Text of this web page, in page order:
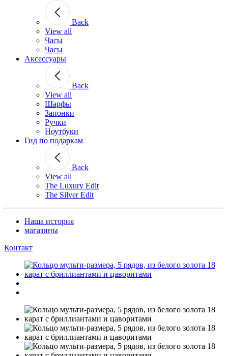
Back
View all
Часы
Часы
Аксессуары
Back
View all
Шарфы
Запонки
Ручки
Ноутбуки
Гид по подаркам
Back
View all
The Luxury Edit
The Silver Edit
Наша история
магазины
Контакт